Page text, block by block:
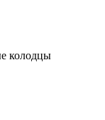
колодцы